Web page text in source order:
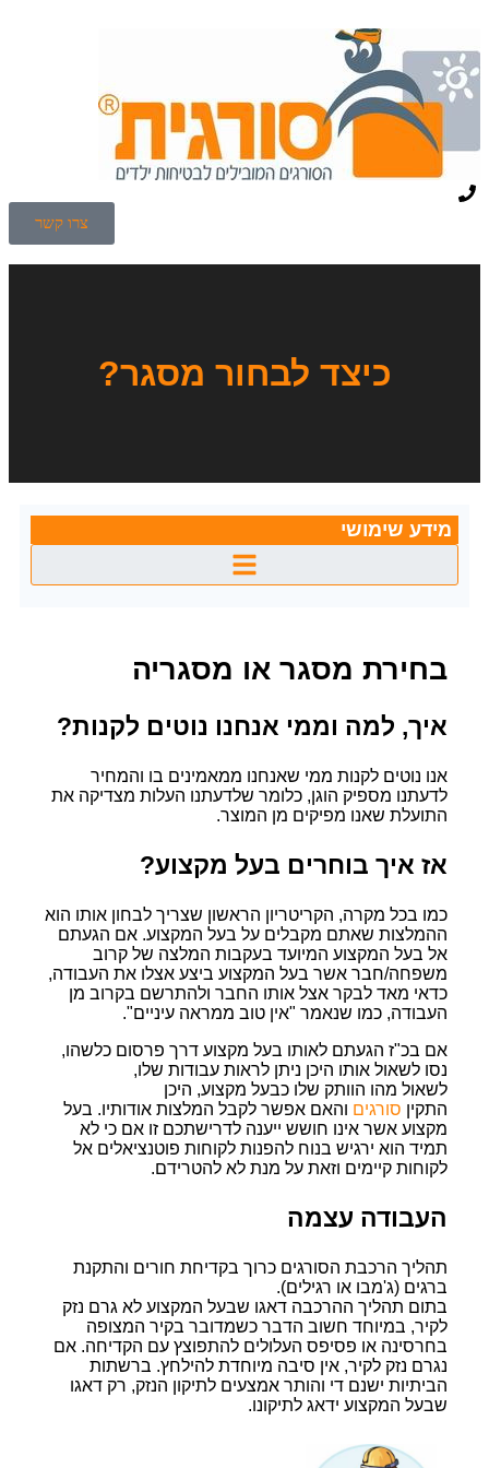
צרו קשר
כיצד לבחור מסגר?
מידע שימושי
בחירת מסגר או מסגריה
איך, למה וממי אנחנו נוטים לקנות?
אנו נוטים לקנות ממי שאנחנו ממאמינים בו והמחיר
לדעתנו מספיק הוגן, כלומר שלדעתנו העלות מצדיקה את
התועלת שאנו מפיקים מן המוצר.
אז איך בוחרים בעל מקצוע?
כמו בכל מקרה, הקריטריון הראשון שצריך לבחון אותו הוא
ההמלצות שאתם מקבלים על בעל המקצוע. אם הגעתם
אל בעל המקצוע המיועד בעקבות המלצה של קרוב
משפחה/חבר אשר בעל המקצוע ביצע אצלו את העבודה,
כדאי מאד לבקר אצל אותו החבר ולהתרשם בקרוב מן
העבודה, כמו שנאמר "אין טוב ממראה עיניים".
אם בכ"ז הגעתם לאותו בעל מקצוע דרך פרסום כלשהו,
נסו לשאול אותו היכן ניתן לראות עבודות שלו,
לשאול מהו הוותק שלו כבעל מקצוע, היכן
התקין סורגים והאם אפשר לקבל המלצות אודותיו. בעל
מקצוע אשר אינו חושש ייענה לדרישתכם זו אם כי לא
תמיד הוא ירגיש בנוח להפנות לקוחות פוטנציאלים אל
לקוחות קיימים וזאת על מנת לא להטרידם.
העבודה עצמה
תהליך הרכבת הסורגים כרוך בקדיחת חורים והתקנת
ברגים (ג'מבו או רגילים).
בתום תהליך ההרכבה דאגו שבעל המקצוע לא גרם נזק
לקיר, במיוחד חשוב הדבר כשמדובר בקיר המצופה
בחרסינה או פסיפס העלולים להתפוצץ עם הקדיחה. אם
נגרם נזק לקיר, אין סיבה מיוחדת להילחץ. ברשתות
הביתיות ישנם די והותר אמצעים לתיקון הנזק, רק דאגו
שבעל המקצוע ידאג לתיקונו.